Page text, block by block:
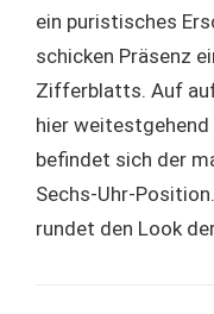
ein puristisches
schicken Präsenz
Zifferblatts. Auf
hier
befindet sich der
Sechs-Uhr-
rundet den Look